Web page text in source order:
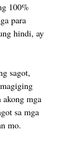
100%
para
hindi, ay
sagot,
mga
sa mga
mo.